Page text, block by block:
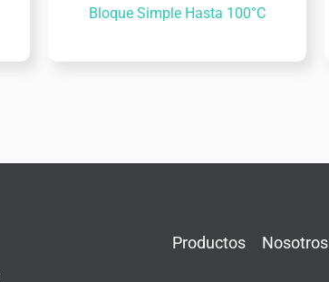
Bloque Simple Hasta 100°C
Productos Nosotros